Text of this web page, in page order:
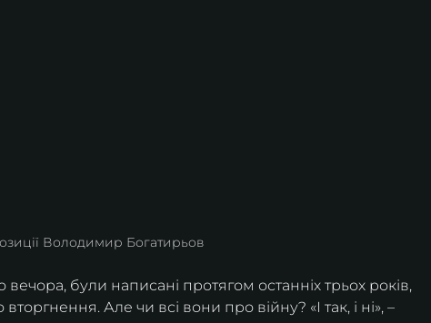
Володимир Богатирьов
вечора, були написані протягом останніх трьох років,
Але чи всі вони про війну? «І так, і ні», –